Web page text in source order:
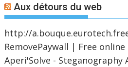
Aux détours du web
http://
RemovePaywall | Free
Aperi'Solve - Steganography